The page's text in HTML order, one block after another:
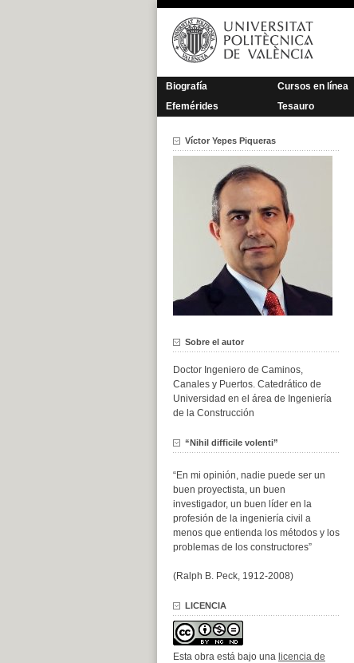
Saltar
contenido
Biografía Cursos en línea
Efemérides
Tesauro
Víctor Yepes Piqueras
Sobre el autor
Doctor Ingeniero de Caminos,
Canales y Puertos. Catedrático de
Universidad en el área de Ingeniería
de la Construcción
“Nihil difficile volenti”
“En mi opinión, nadie puede ser un
buen proyectista, un buen
investigador, un buen líder en la
profesión de la ingeniería civil a
menos que entienda los métodos y los
problemas de los constructores”
(Ralph B. Peck, 1912-2008)
LICENCIA
Esta obra está bajo una licencia de